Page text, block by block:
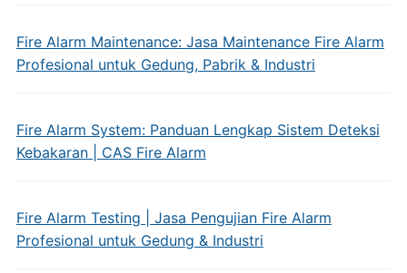
Fire Alarm Maintenance: Jasa Maintenance Fire Alarm
Profesional untuk Gedung, Pabrik & Industri
Fire Alarm System: Panduan Lengkap Sistem Deteksi
Kebakaran | CAS Fire Alarm
Fire Alarm Testing | Jasa Pengujian Fire Alarm
Profesional untuk Gedung & Industri